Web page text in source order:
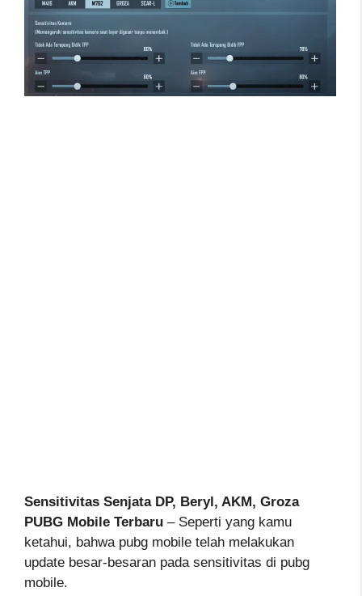
Sensitivitas Senjata DP, Beryl, AKM, Groza
PUBG Mobile Terbaru – Seperti yang kamu
ketahui, bahwa pubg mobile telah melakukan
update besar-besaran pada sensitivitas di pubg
mobile.